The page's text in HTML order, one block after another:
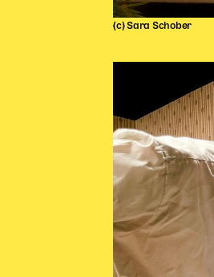
(c) Sara Schober